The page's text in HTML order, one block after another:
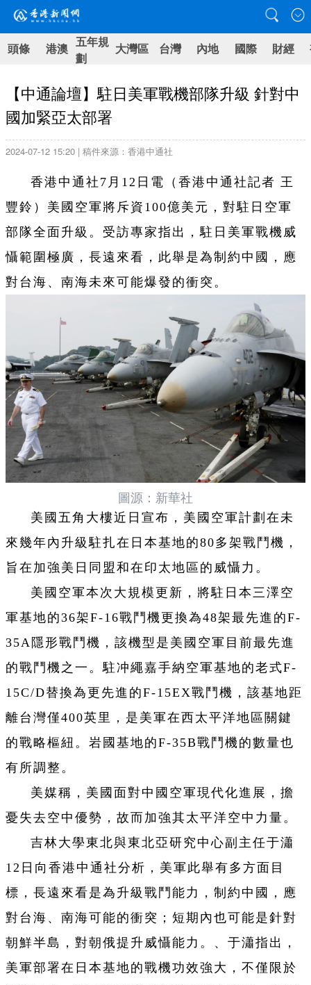
頭條 港澳 五年規
劃
大灣區 台灣 內地 國際 財經
【中通論壇】駐日美軍戰機部隊升級 針對中
國加緊亞太部署
2024-07-12 15:20 | 稿件來源：香港中通社
香港中通社7月12日電（香港中通社記者 王
豐鈴）美國空軍將斥資100億美元，對駐日空軍
部隊全面升級。受訪專家指出，駐日美軍戰機威
懾範圍極廣，長遠來看，此舉是為制約中國，應
對台海、南海未來可能爆發的衝突。
圖源：新華社
美國五角大樓近日宣布，美國空軍計劃在未
來幾年內升級駐扎在日本基地的80多架戰鬥機，
旨在加強美日同盟和在印太地區的威懾力。
美國空軍本次大規模更新，將駐日本三澤空
軍基地的36架F-16戰鬥機更換為48架最先進的F-
35A隱形戰鬥機，該機型是美國空軍目前最先進
的戰鬥機之一。駐冲繩嘉手納空軍基地的老式F-
15C/D替換為更先進的F-15EX戰鬥機，該基地距
離台灣僅400英里，是美軍在西太平洋地區關鍵
的戰略樞紐。岩國基地的F-35B戰鬥機的數量也
有所調整。
美媒稱，美國面對中國空軍現代化進展，擔
憂失去空中優勢，故而加強其太平洋空中力量。
吉林大學東北與東北亞研究中心副主任于瀟
12日向香港中通社分析，美軍此舉有多方面目
標，長遠來看是為升級戰鬥能力，制約中國，應
對台海、南海可能的衝突；短期內也可能是針對
朝鮮半島，對朝俄提升威懾能力。、于瀟指出，
美軍部署在日本基地的戰機功效強大，不僅限於